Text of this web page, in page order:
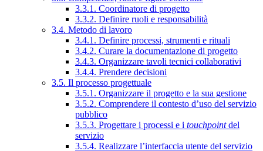
3.3.1. Coordinatore di progetto
3.3.2. Definire ruoli e responsabilità
3.4. Metodo di lavoro
3.4.1. Definire processi, strumenti e rituali
3.4.2. Curare la documentazione di progetto
3.4.3. Organizzare tavoli tecnici collaborativi
3.4.4. Prendere decisioni
3.5. Il processo progettuale
3.5.1. Organizzare il progetto e la sua gestione
3.5.2. Comprendere il contesto d’uso del servizio
pubblico
3.5.3. Progettare i processi e i touchpointdel
servizio
3.5.4. Realizzare l’interfaccia utente del servizio